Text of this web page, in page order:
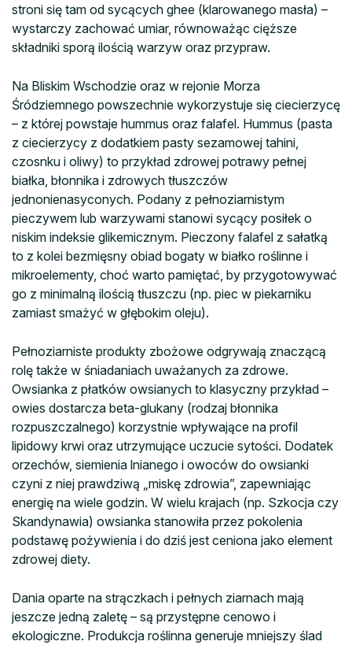
stroni się tam od sycących ghee (klarowanego masła) –
wystarczy zachować umiar, równoważąc cięższe
składniki sporą ilością warzyw oraz przypraw.
Na Bliskim Wschodzie oraz w rejonie Morza
Śródziemnego powszechnie wykorzystuje się ciecierzycę
– z której powstaje hummus oraz falafel. Hummus (pasta
z ciecierzycy z dodatkiem pasty sezamowej tahini,
czosnku i oliwy) to przykład zdrowej potrawy pełnej
białka, błonnika i zdrowych tłuszczów
jednonienasyconych. Podany z pełnoziarnistym
pieczywem lub warzywami stanowi sycący posiłek o
niskim indeksie glikemicznym. Pieczony falafel z sałatką
to z kolei bezmięsny obiad bogaty w białko roślinne i
mikroelementy, choć warto pamiętać, by przygotowywać
go z minimalną ilością tłuszczu (np. piec w piekarniku
zamiast smażyć w głębokim oleju).
Pełnoziarniste produkty zbożowe odgrywają znaczącą
rolę także w śniadaniach uważanych za zdrowe.
Owsianka z płatków owsianych to klasyczny przykład –
owies dostarcza beta-glukany (rodzaj błonnika
rozpuszczalnego) korzystnie wpływające na profil
lipidowy krwi oraz utrzymujące uczucie sytości. Dodatek
orzechów, siemienia lnianego i owoców do owsianki
czyni z niej prawdziwą „miskę zdrowia”, zapewniając
energię na wiele godzin. W wielu krajach (np. Szkocja czy
Skandynawia) owsianka stanowiła przez pokolenia
podstawę pożywienia i do dziś jest ceniona jako element
zdrowej diety.
Dania oparte na strączkach i pełnych ziarnach mają
jeszcze jedną zaletę – są przystępne cenowo i
ekologiczne. Produkcja roślinna generuje mniejszy ślad